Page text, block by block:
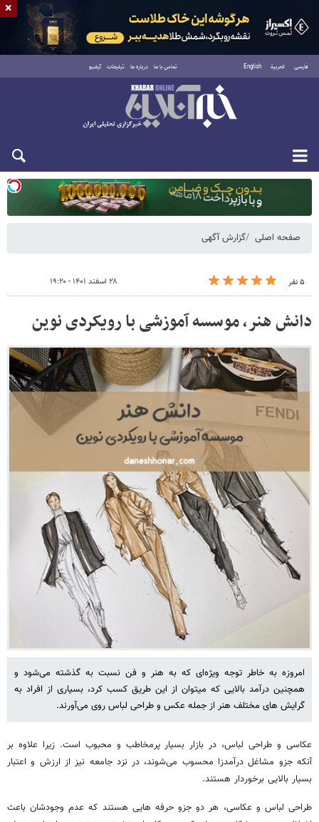
فارسی العربية English تماس با ما درباره ما تبلیغات آرشیو
یکشنبه ۱۸ مرداد ۱۴۰۵
صفحه اصلی گزارش آگهی
۵ نفر ۲۸ اسفند ۱۴۰۱ - ۱۹:۲۰
دانش هنر، موسسه آموزشی با رویکردی نوین
امروزه به خاطر توجه ویژه‌ای که به هنر و فن نسبت به گذشته می‌شود و
همچنین درآمد بالایی که میتوان از این طریق کسب کرد، بسیاری از افراد به
گرایش های مختلف هنر از جمله عکس و طراحی لباس روی می‌آورند.
عکاسی و طراحی لباس، در بازار بسیار پرمخاطب و محبوب است. زیرا علاوه بر
آنکه جزو مشاغل درآمدزا محسوب می‌شوند، در نزد جامعه نیز از ارزش و اعتبار
بسیار بالایی برخوردار هستند.
طراحی لباس و عکاسی، هر دو جزو حرفه هایی هستند که عدم وجودشان باعث
×